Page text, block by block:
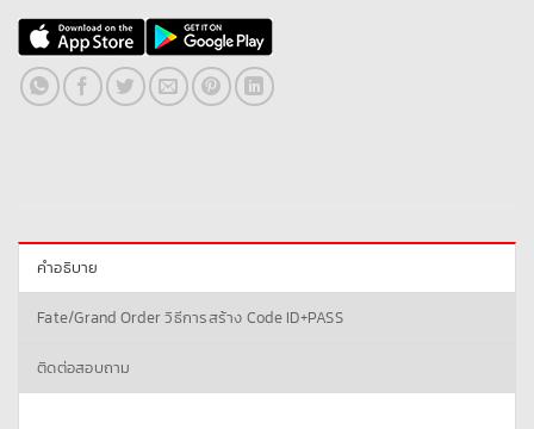
คำอธิบาย
Fate/Grand Order วิธีการสร้าง Code ID+PASS
ติดต่อสอบถาม